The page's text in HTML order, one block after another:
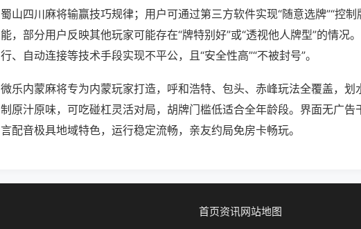
蜀山四川麻将输赢技巧规律；用户可通过第三方软件实现“随意选牌”“控制
能，部分用户反映其他玩家可能存在“牌特别好”或“透视他人牌型”的情况
行、自动连接等技术手段实现不平公，且“安全性高”“不被封号”。
微乐内蒙麻将专为内蒙玩家打造，呼和浩特、包头、赤峰玩法全覆盖，划
制原汁原味，可吃碰杠灵活对局，胡牌门槛低适合全年龄段。界面无广告
言配音极具地域特色，运行稳定流畅，亲友约局免房卡畅玩。
首页资讯网站地图